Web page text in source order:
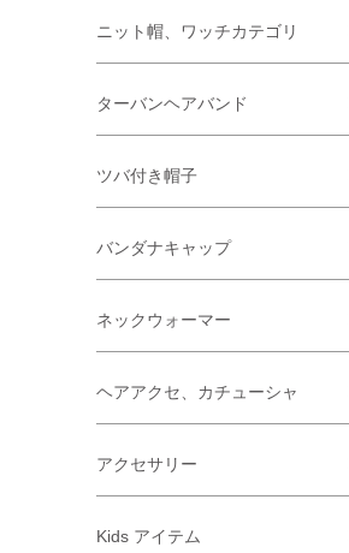
ニット帽、ワッチカテゴリ
ターバンヘアバンド
ツバ付き帽子
バンダナキャップ
ネックウォーマー
ヘアアクセ、カチューシャ
アクセサリー
Kids アイテム